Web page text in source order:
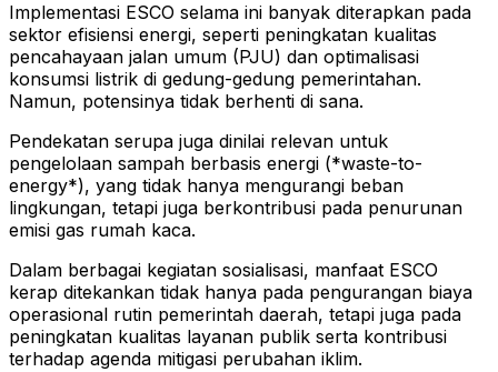
Implementasi ESCO selama ini banyak diterapkan pada
sektor efisiensi energi, seperti peningkatan kualitas
pencahayaan jalan umum (PJU) dan optimalisasi
konsumsi listrik di gedung-gedung pemerintahan.
Namun, potensinya tidak berhenti di sana.
Pendekatan serupa juga dinilai relevan untuk
pengelolaan sampah berbasis energi (*waste-to-
energy*), yang tidak hanya mengurangi beban
lingkungan, tetapi juga berkontribusi pada penurunan
emisi gas rumah kaca.
Dalam berbagai kegiatan sosialisasi, manfaat ESCO
kerap ditekankan tidak hanya pada pengurangan biaya
operasional rutin pemerintah daerah, tetapi juga pada
peningkatan kualitas layanan publik serta kontribusi
terhadap agenda mitigasi perubahan iklim.